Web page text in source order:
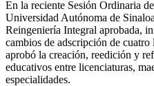
En la reciente Sesión Ordinaria
Universidad Autónoma de
Reingeniería Integral aprobada,
cambios de adscripción de
aprobó la creación, reedición y
educativos entre licenciaturas,
especialidades.